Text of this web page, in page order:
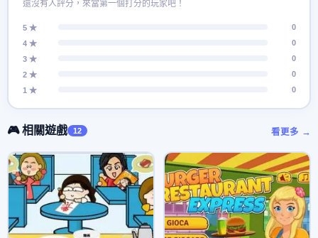
還沒有人評分，來當第一個打分的玩家吧！
5 ★
0
4 ★
0
3 ★
0
2 ★
0
1 ★
0
🎮 相關遊戲 12 看更多 →